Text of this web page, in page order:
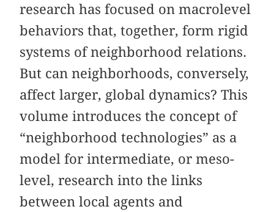
research has focused on macrolevel
behaviors that, together, form rigid
systems of neighborhood relations.
But can neighborhoods, conversely,
affect larger, global dynamics? This
volume introduces the concept of
“neighborhood technologies” as a
model for intermediate, or meso-
level, research into the links
between local agents and